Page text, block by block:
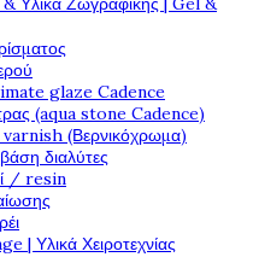
glaze Cadence
(aqua stone Cadence)
(Βερνικόχρωμα)
διαλύτες
/ resin
| Υλικά Χειροτεχνίας